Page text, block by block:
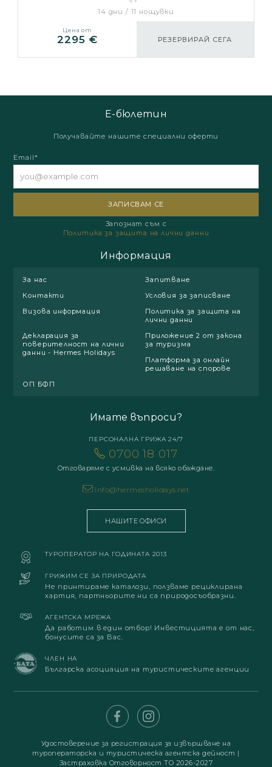
14 дни / 11 нощувки
Цена от
2295 € РЕЗЕРВИРАЙ СЕГА
Е-бюлетин
Получавайте нашите специални оферти
Email*
Запознат съм с
Политика за защита на лични данни
Информация
За нас
Запитване
Контакти
Условия за записване
Визова информация
Политика за защита на
лични данни
Декларация за
поверителност на лични
данни - Hermes Holidays
Приложение 2 от закона
за туризма
Платформа за онлайн
решаване на спорове
ОП БФП
Имате въпроси?
ПЕРСОНАЛНА ГРИЖА 24/7
0700 18 017
Отговаряме с усмивка на всяко обаждане.
info@hermesholidays.net
НАШИТЕ ОФИСИ
ТУРОПЕРАТОР НА ГОДИНАТА 2013
ГРИЖИМ СЕ ЗА ПРИРОДАТА
Не принтираме каталози, ползваме рециклирана
хартия, партньорите ни са природосъобразни.
АГЕНТСКА МРЕЖА
Да работим в един отбор! Инвестицията е от нас,
бонусите са за Вас.
ЧЛЕН НА
Българска асоциация на туристическите агенции
Удостоверение за регистрация за извършване на
туроператорска и туристическа агентска дейност |
Застраховка Отговорност ТО 2026-2027